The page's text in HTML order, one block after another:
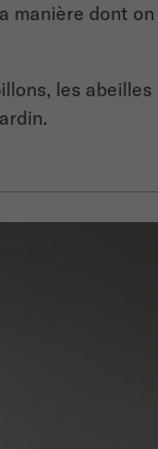
dont
les